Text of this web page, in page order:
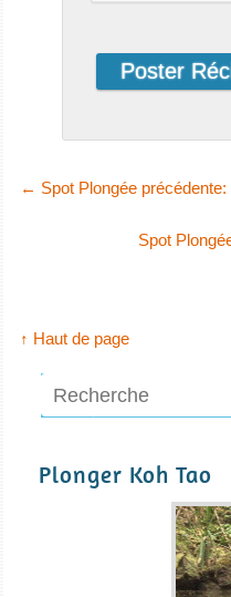
← Spot Plongée
Spot
↑ Haut de page
Plonger Koh Tao